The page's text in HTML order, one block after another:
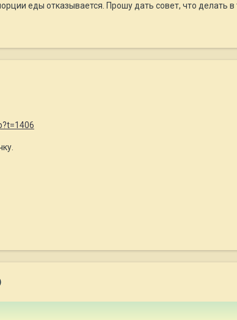
еды отказывается. Прошу дать совет, что делать в